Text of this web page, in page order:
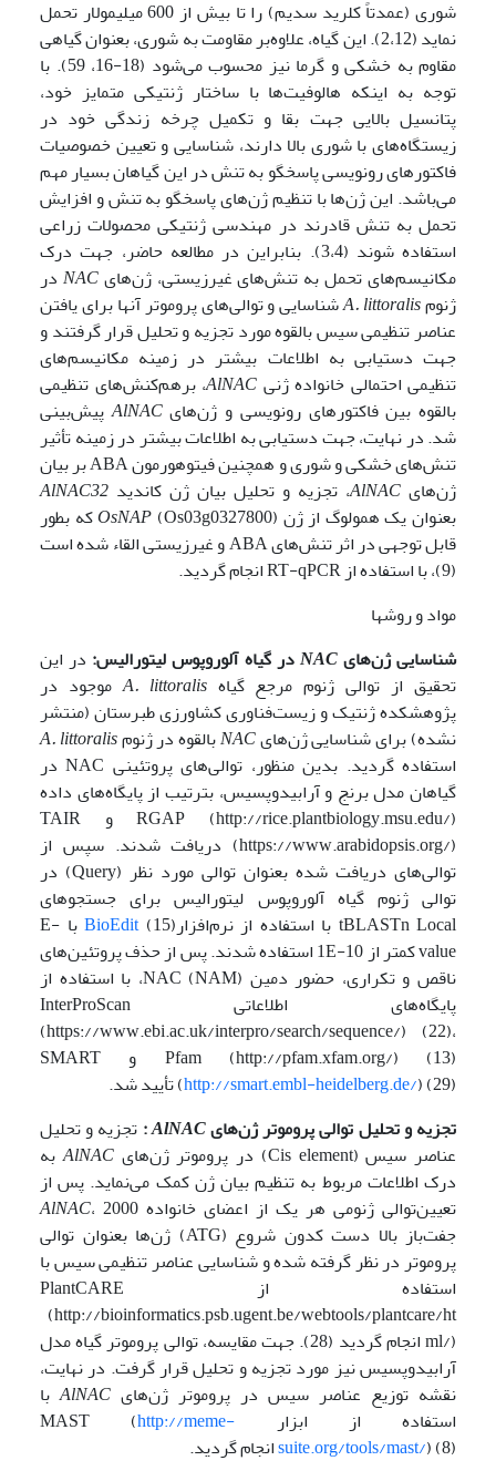
شوری (عمدتاً کلرید سدیم) را تا بیش از 600 میلی‏مولار تحمل
نماید (2،12). این گیاه، علاوه‌بر مقاومت به شوری، بعنوان گیاهی
مقاوم به خشکی و گرما نیز محسوب می‌شود (18-16، 59). با
توجه به اینکه هالوفیت‌ها با ساختار ژنتیکی متمایز خود،
پتانسیل بالایی جهت بقا و تکمیل چرخه زندگی خود در
زیستگاه‌های با شوری بالا دارند، شناسایی و تعیین خصوصیات
فاکتورهای رونویسی پاسخگو به تنش در این گیاهان بسیار مهم
می‌باشد. این ژن‌ها با تنظیم ژن‌های پاسخگو به تنش و افزایش
تحمل به تنش قادرند در مهندسی ژنتیکی محصولات زراعی
استفاده شوند (3،4). بنابراین در مطالعه حاضر، جهت درک
مکانیسم‌های تحمل به تنش‌های غیرزیستی، ژن‌هایNAC در
ژنومA. littoralisشناسایی و توالی‌های پروموتر آنها برای یافتن
عناصر تنظیمی سیس بالقوه مورد تجزیه و تحلیل قرار گرفتند و
جهت دستیابی به اطلاعات بیشتر در زمینه مکانیسم‌های
تنظیمی احتمالی خانواده ژنی AlNAC، برهم‌کنش‌های تنظیمی
بالقوه بین فاکتورهای رونویسی و ژن‌هایAlNACپیش‌بینی
شد. در نهایت، جهت دستیابی به اطلاعات بیشتر در زمینه تأثیر
تنش‌های خشکی و شوری و همچنین فیتوهورمون ABA بر بیان
ژن‌های AlNAC، تجزیه و تحلیل بیان ژن کاندید AlNAC32
بعنوان یک همولوگ از ژن‌
OsNAP(Os03g0327800) که بطور
قابل توجهی در اثر تنش‌های ABA و غیرزیستی القاء شده است
(9)، با استفاده از RT-qPCR انجام گردید.
مواد و روشها
شناساییژن‌هایNACدر گیاه آلوروپوس لیتورالیس: در این
تحقیق از توالی ژنوم مرجع گیاهA. littoralisموجود در
پژوهشکده ژنتیک و زیست‌فناوری کشاورزی طبرستان (منتشر
نشده) برای شناسایی ژن‌هایNACبالقوه در ژنومA. littoralis
استفاده گردید. بدین منظور، توالی‌های پروتئینی NAC در
گیاهان مدل برنج و آرابیدوپسیس، بترتیب از پایگاه‌های داده
RGAP (http://rice.plantbiology.msu.edu/) و TAIR
(https://www.arabidopsis.org/) دریافت شدند. سپس از
توالی‌های دریافت شده بعنوان توالی مورد نظر (Query) در
توالی ژنوم گیاه آلوروپوس لیتورالیس برای جستجوهای
tBLASTn Local با استفاده از نرم‌افزار
BioEdit
(15) با E-
value کمتر از 1E-10 استفاده شدند. پس از حذف پروتئین‌های
ناقص و تکراری، حضور دمین (NAM) NAC، با استفاده از
پایگاه‌‌های اطلاعاتی InterProScan
(https://www.ebi.ac.uk/interpro/search/sequence/) (22)،
Pfam (http://pfam.xfam.org/) (13) و SMART
(http://smart.embl-heidelberg.de/) (29) تأیید شد.
تجزیه و تحلیل توالی پروموتر ژن‌هایAlNAC
: تجزیه و تحلیل
عناصر سیس (Cis element) در پروموتر ژن‌های
AlNACبه
درک اطلاعات مربوط به تنظیم بیان ژن کمک می‌نماید. پس از
تعیین‌توالی ژنومی هر یک از اعضای خانواده
AlNAC، 2000
جفت‌باز بالا دست کدون شروع (ATG) ژن‌ها بعنوان توالی
پروموتر در نظر گرفته شده و شناسایی عناصر تنظیمی سیس با
استفاده از PlantCARE
(http://bioinformatics.psb.ugent.be/webtools/plantcare/ht
ml/) انجام گردید (28). جهت مقایسه، توالی پروموتر گیاه مدل
آرابیدوپسیس نیز مورد تجزیه و تحلیل قرار گرفت. در نهایت،
نقشه توزیع عناصر سیس در پروموتر ژن‌های AlNACبا
استفاده از ابزار MAST ( http://meme-
suite.org/tools/mast/) (8) انجام گردید.